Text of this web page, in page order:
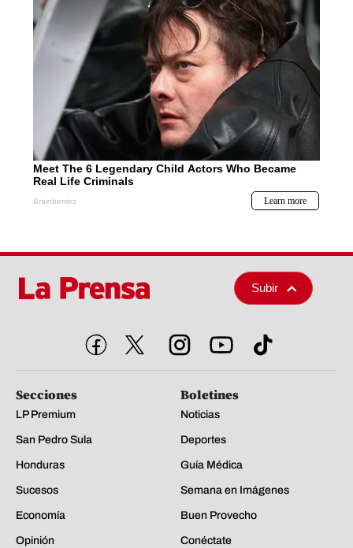
Subir
Secciones
LP Premium
San Pedro Sula
Honduras
Sucesos
Economía
Opinión
Boletines
Noticias
Deportes
Guía Médica
Semana en Imágenes
Buen Provecho
Conéctate